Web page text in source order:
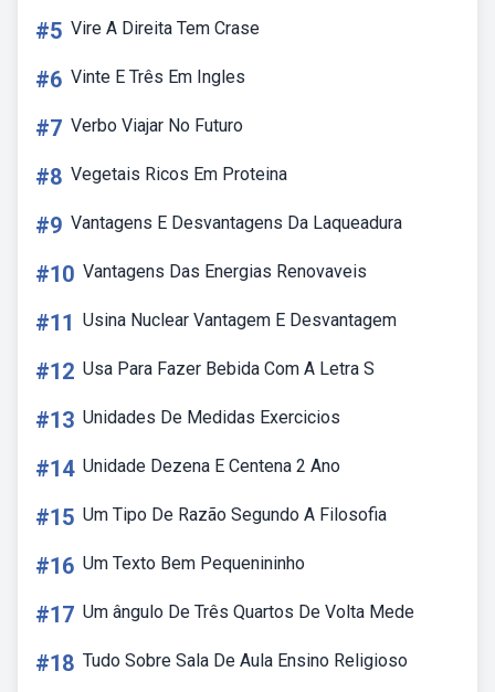
#5 Vire A Direita Tem Crase
#6 Vinte E Três Em Ingles
#7 Verbo Viajar No Futuro
#8 Vegetais Ricos Em Proteina
#9 Vantagens E Desvantagens Da Laqueadura
#10 Vantagens Das Energias Renovaveis
#11 Usina Nuclear Vantagem E Desvantagem
#12 Usa Para Fazer Bebida Com A Letra S
#13 Unidades De Medidas Exercicios
#14 Unidade Dezena E Centena 2 Ano
#15 Um Tipo De Razão Segundo A Filosofia
#16 Um Texto Bem Pequenininho
#17 Um ângulo De Três Quartos De Volta Mede
#18 Tudo Sobre Sala De Aula Ensino Religioso